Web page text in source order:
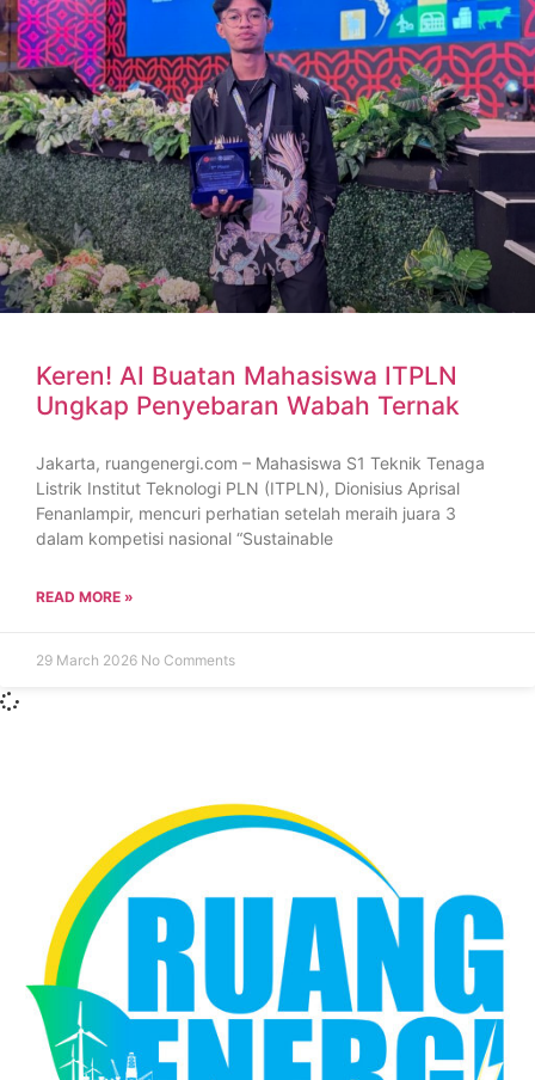
Keren! AI Buatan Mahasiswa ITPLN
Ungkap Penyebaran Wabah Ternak
Jakarta, ruangenergi.com – Mahasiswa S1 Teknik Tenaga
Listrik Institut Teknologi PLN (ITPLN), Dionisius Aprisal
Fenanlampir, mencuri perhatian setelah meraih juara 3
dalam kompetisi nasional “Sustainable
READ MORE »
29 March 2026 No Comments